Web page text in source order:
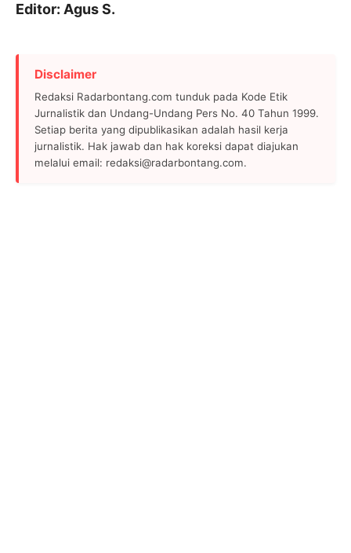
Editor: Agus S.
Disclaimer
Redaksi Radarbontang.com tunduk pada Kode Etik
Jurnalistik dan Undang-Undang Pers No. 40 Tahun 1999.
Setiap berita yang dipublikasikan adalah hasil kerja
jurnalistik. Hak jawab dan hak koreksi dapat diajukan
melalui email: redaksi@radarbontang.com.